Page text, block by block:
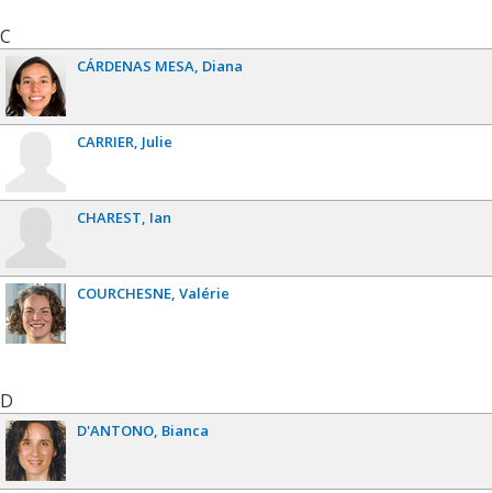
C
CÁRDENAS MESA Diana
CARRIER Julie
CHAREST Ian
COURCHESNE Valérie
D
D'ANTONO Bianca